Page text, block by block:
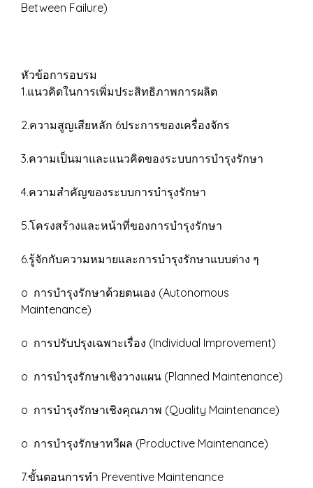
Between Failure)
หัวข้อการอบรม
1.แนวคิดในการเพิ่มประสิทธิภาพการผลิต
2.ความสูญเสียหลัก 6ประการของเครื่องจักร
3.ความเป็นมาและแนวคิดของระบบการบำรุงรักษา
4.ความสำคัญของระบบการบำรุงรักษา
5.โครงสร้างและหน้าที่ของการบำรุงรักษา
6.รู้จักกับความหมายและการบำรุงรักษาแบบต่าง ๆ
o การบำรุงรักษาด้วยตนเอง (Autonomous
Maintenance)
o การปรับปรุงเฉพาะเรื่อง (Individual Improvement)
o การบำรุงรักษาเชิงวางแผน (Planned Maintenance)
o การบำรุงรักษาเชิงคุณภาพ (Quality Maintenance)
o การบำรุงรักษาทวีผล (Productive Maintenance)
7.ขั้นตอนการทำ Preventive Maintenance